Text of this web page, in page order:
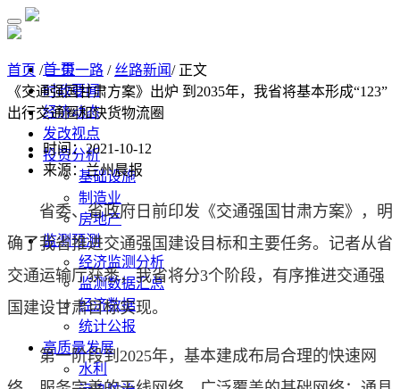
首 页
时政要闻
经济动态
发改视点
投资分析
基础设施
制造业
房地产
监测预测
经济监测分析
监测数据汇总
经济数据
统计公报
高质量发展
水利
首页 /一带一路 / 丝路新闻/ 正文
《交通强国甘肃方案》出炉 到2035年，我省将基本形成“123”
出行交通圈和快货物流圈
时间：2021-10-12
来源：兰州晨报
省委、省政府日前印发《交通强国甘肃方案》，明
确了我省推进交通强国建设目标和主要任务。记者从省
交通运输厅获悉，我省将分3个阶段，有序推进交通强
国建设甘肃目标实现。
第一阶段到2025年，基本建成布局合理的快速网